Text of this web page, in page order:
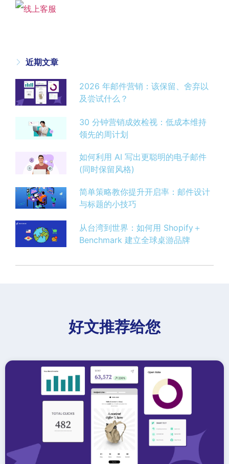
近期文章
2026 年邮件营销：该保留、舍弃以
及尝试什么？
30 分钟营销成效检视：低成本维持
领先的周计划
如何利用 AI 写出更聪明的电子邮件
(同时保留风格)
简单策略教你提升开启率：邮件设计
与标题的小技巧
从台湾到世界：如何用 Shopify＋
Benchmark 建立全球桌游品牌
好文推荐给您